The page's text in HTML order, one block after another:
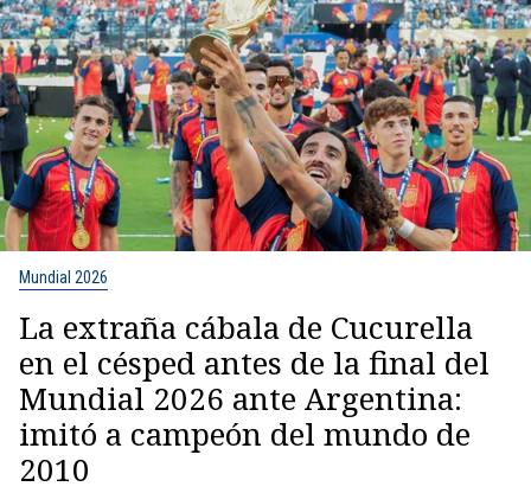
Mundial 2026
La extraña cábala de Cucurella
en el césped antes de la final del
Mundial 2026 ante Argentina:
imitó a campeón del mundo de
2010